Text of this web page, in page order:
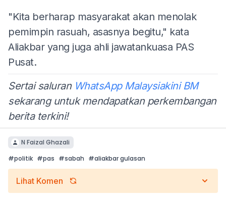
"Kita berharap masyarakat akan menolak
pemimpin rasuah, asasnya begitu," kata
Aliakbar yang juga ahli jawatankuasa PAS
Pusat.
Sertai saluran WhatsApp Malaysiakini BM
sekarang untuk mendapatkan perkembangan
berita terkini!
N Faizal Ghazali
#politik #pas #sabah #aliakbar gulasan
Lihat Komen